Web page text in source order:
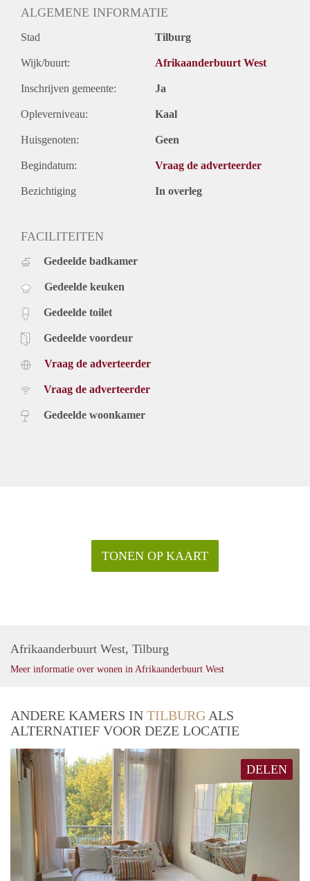
ALGEMENE INFORMATIE
Stad Tilburg
Wijk/buurt: Afrikaanderbuurt West
Inschrijven gemeente: Ja
Opleverniveau: Kaal
Huisgenoten: Geen
Begindatum: Vraag de adverteerder
Bezichtiging In overleg
FACILITEITEN
Gedeelde badkamer
Gedeelde keuken
Gedeelde toilet
Gedeelde voordeur
Vraag de adverteerder
Vraag de adverteerder
Gedeelde woonkamer
TONEN OP KAART
Afrikaanderbuurt West, Tilburg
Meer informatie over wonen in Afrikaanderbuurt West
ANDERE KAMERS IN TILBURG ALS
ALTERNATIEF VOOR DEZE LOCATIE
DELEN